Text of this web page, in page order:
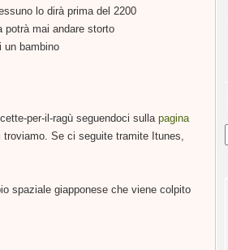
lo dirà prima del 2200
potrà mai andare storto
un bambino
per-il-ragù seguendoci sulla pagina
Se ci seguite tramite Itunes,
spaziale giapponese che viene colpito